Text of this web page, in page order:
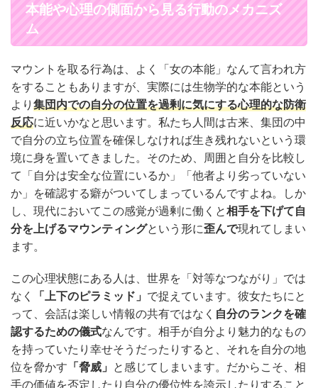
本能や心理の側面から見る行動のメカニズ
ム
マウントを取る行為は、よく「女の本能」なんて言われ方
をすることもありますが、実際には生物学的な本能という
より 集団内での自分の位置を過剰に気にする心理的な防衛
反応に近いかなと思います。私たち人間は古来、集団の中
で自分の立ち位置を確保しなければ生き残れないという環
境に身を置いてきました。そのため、周囲と自分を比較し
て「自分は安全な位置にいるか」「他者より劣っていない
か」を確認する癖がついてしまっているんですよね。しか
し、現代においてこの感覚が過剰に働くと相手を下げて自
分を上げるマウンティングという形に歪んで現れてしまい
ます。
この心理状態にある人は、世界を「対等なつながり」では
なく
「上下のピラミッド」 で捉えています。彼女たちにと
って、会話は楽しい情報の共有ではなく 自分のランクを確
認するための儀式なんです。相手が自分より魅力的なもの
を持っていたり幸せそうだったりすると、それを自分の地
位を脅かす 「脅威」 と感じてしまいます。だからこそ、相
手の価値を否定したり自分の優位性を誇示したりすること